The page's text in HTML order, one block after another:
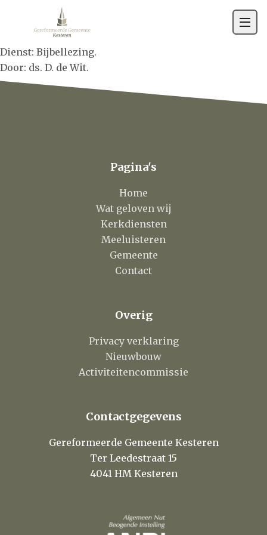
Dienst: Bijbellezing.
Door: ds. D. de Wit.
Pagina's
Home
Wat geloven wij
Kerkdiensten
Meeluisteren
Gemeente
Contact
Overig
Privacy verklaring
Nieuwbouw
Activiteitencommissie
Contactgegevens
Gereformeerde Gemeente Kesteren
Ter Leedestraat 15
4041 HM Kesteren